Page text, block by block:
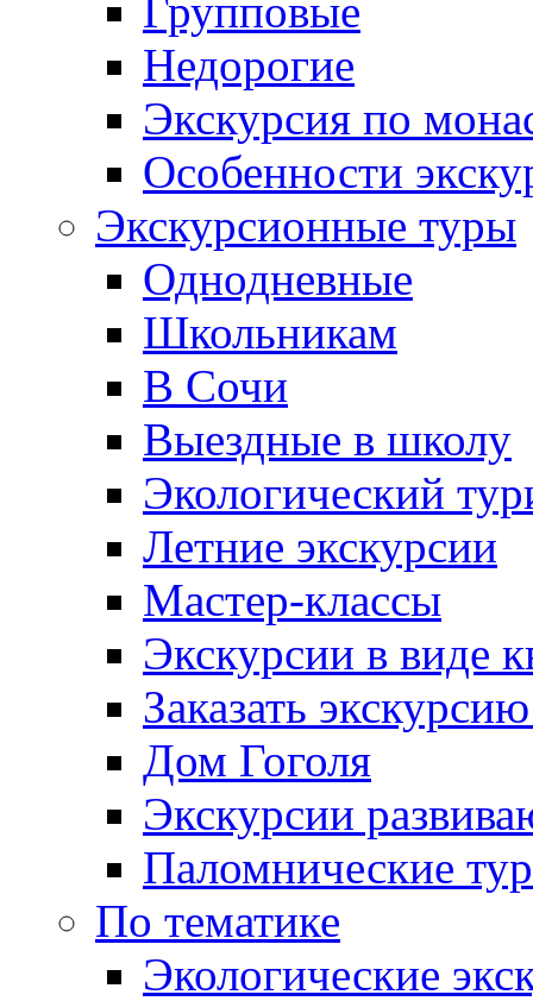
Групповые
Недорогие
Экскурсия по
Особенности
Экскурсионные туры
Однодневные
Школьникам
В Сочи
Выездные в школу
Экологический
Летние экскурсии
Мастер-классы
Экскурсии в виде
Заказать
Дом Гоголя
Экскурсии
Паломнические
По тематике
Экологические